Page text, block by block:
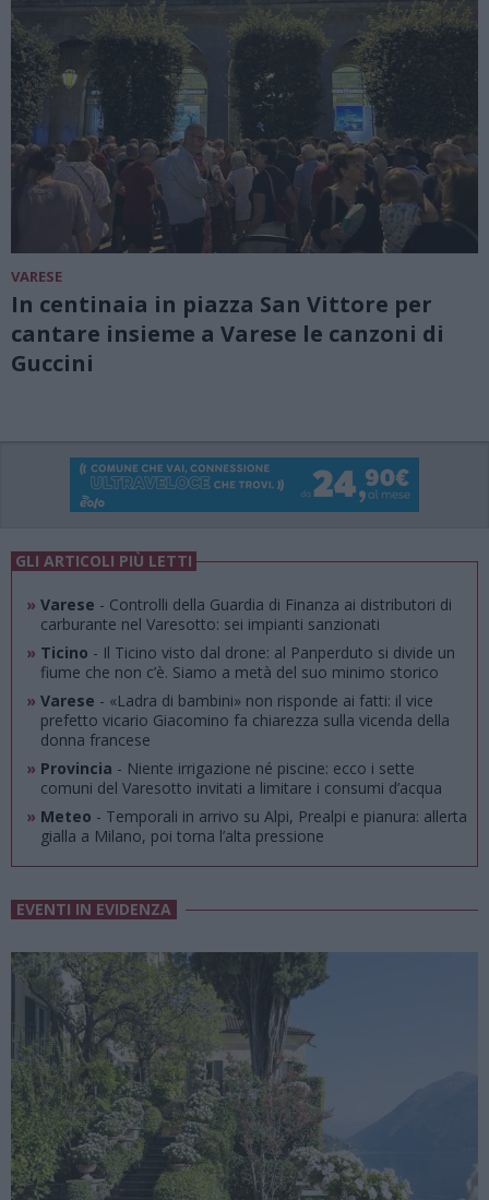
VARESE
In centinaia in piazza San Vittore per
cantare insieme a Varese le canzoni di
Guccini
GLI ARTICOLI PIÙ LETTI
» Varese - Controlli della Guardia di Finanza ai distributori di
carburante nel Varesotto: sei impianti sanzionati
» Ticino - Il Ticino visto dal drone: al Panperduto si divide un
fiume che non c’è. Siamo a metà del suo minimo storico
» Varese - «Ladra di bambini» non risponde ai fatti: il vice
prefetto vicario Giacomino fa chiarezza sulla vicenda della
donna francese
» Provincia - Niente irrigazione né piscine: ecco i sette
comuni del Varesotto invitati a limitare i consumi d’acqua
» Meteo - Temporali in arrivo su Alpi, Prealpi e pianura: allerta
gialla a Milano, poi torna l’alta pressione
EVENTI IN EVIDENZA